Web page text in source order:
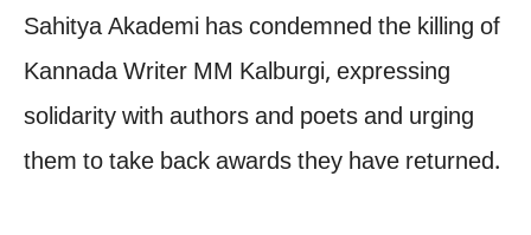
Sahitya Akademi has condemned the killing of
Kannada Writer MM Kalburgi, expressing
solidarity with authors and poets and urging
them to take back awards they have returned.